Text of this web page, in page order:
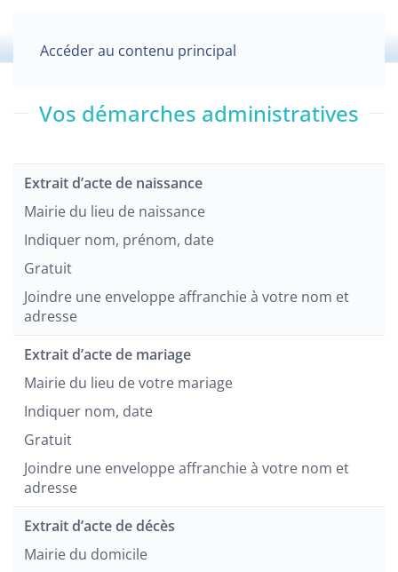
Accéder au contenu principal
Vos démarches administratives
Extrait d’acte de naissance
Mairie du lieu de naissance
Indiquer nom, prénom, date
Gratuit
Joindre une enveloppe affranchie à votre nom et
adresse
Extrait d’acte de mariage
Mairie du lieu de votre mariage
Indiquer nom, date
Gratuit
Joindre une enveloppe affranchie à votre nom et
adresse
Extrait d’acte de décès
Mairie du domicile